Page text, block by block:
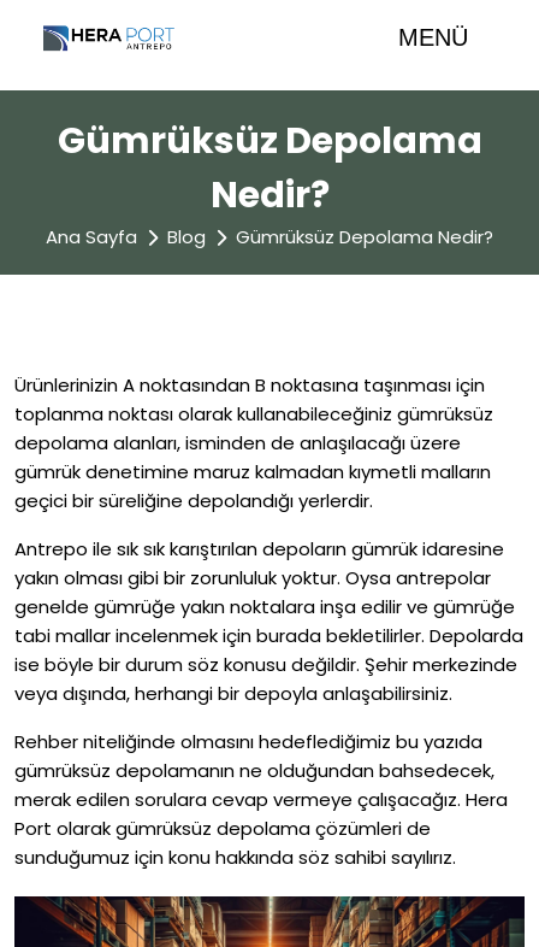
MENÜ
Gümrüksüz Depolama
Nedir?
Ana Sayfa Blog Gümrüksüz Depolama Nedir?
Ürünlerinizin A noktasından B noktasına taşınması için
toplanma noktası olarak kullanabileceğiniz gümrüksüz
depolama alanları, isminden de anlaşılacağı üzere
gümrük denetimine maruz kalmadan kıymetli malların
geçici bir süreliğine depolandığı yerlerdir.
Antrepo ile sık sık karıştırılan depoların gümrük idaresine
yakın olması gibi bir zorunluluk yoktur. Oysa antrepolar
genelde gümrüğe yakın noktalara inşa edilir ve gümrüğe
tabi mallar incelenmek için burada bekletilirler. Depolarda
ise böyle bir durum söz konusu değildir. Şehir merkezinde
veya dışında, herhangi bir depoyla anlaşabilirsiniz.
Rehber niteliğinde olmasını hedeflediğimiz bu yazıda
gümrüksüz depolamanın ne olduğundan bahsedecek,
merak edilen sorulara cevap vermeye çalışacağız. Hera
Port olarak gümrüksüz depolama çözümleri de
sunduğumuz için konu hakkında söz sahibi sayılırız.